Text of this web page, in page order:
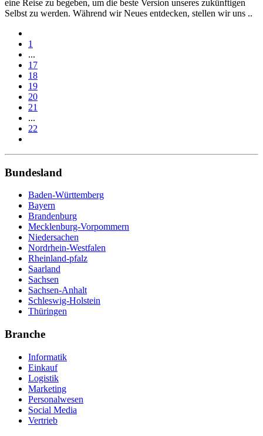
eine Reise zu begeben, um die beste Version unseres zukünftigen
Selbst zu werden. Während wir Neues entdecken, stellen wir uns ..
1
...
17
18
19
20
21
...
22
Bundesland
Baden-Württemberg
Bayern
Brandenburg
Mecklenburg-Vorpommern
Niedersachen
Nordrhein-Westfalen
Rheinland-pfalz
Saarland
Sachsen
Sachsen-Anhalt
Schleswig-Holstein
Thüringen
Branche
Informatik
Einkauf
Logistik
Marketing
Personalwesen
Social Media
Vertrieb